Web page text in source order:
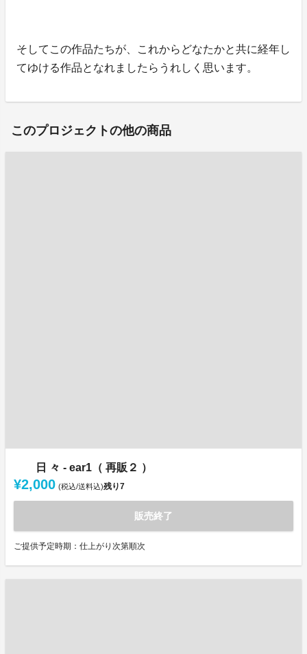
そしてこの作品たちが、これからどなたかと共に経年し
てゆける作品となれましたらうれしく思います。
このプロジェクトの他の商品
日 々 - ear1（ 再販２ ）
¥2,000 (税込/送料込)残り7
販売終了
ご提供予定時期：仕上がり次第順次